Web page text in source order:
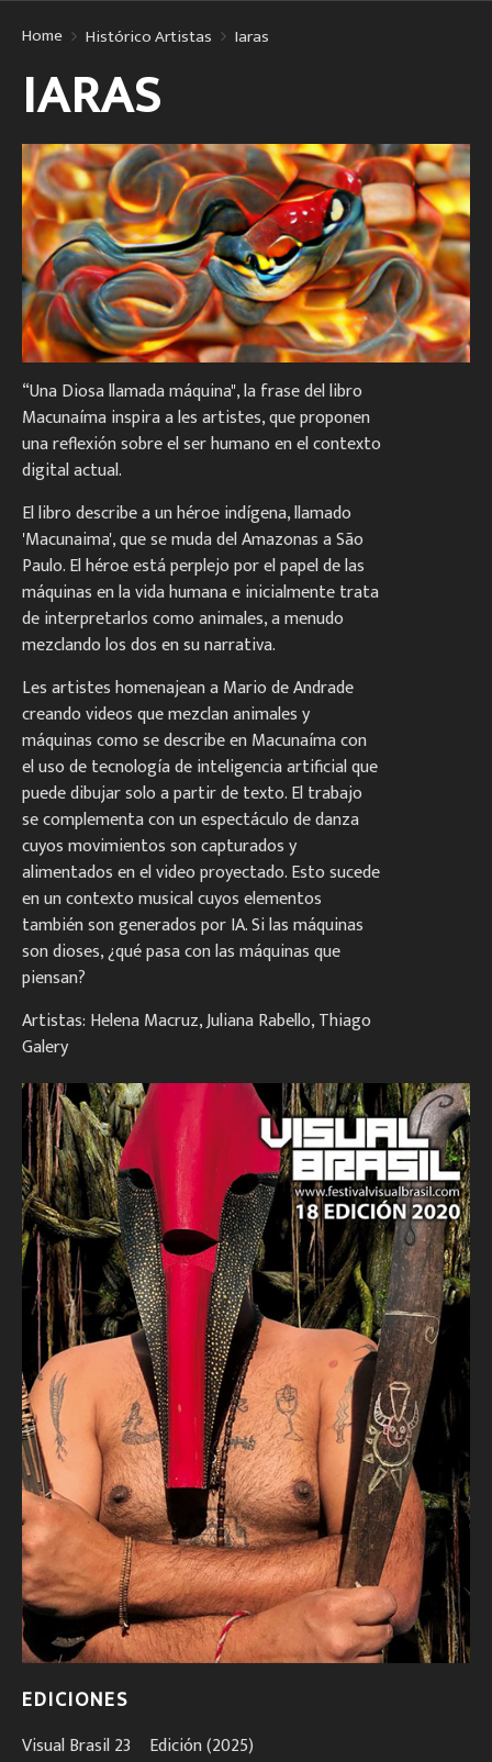
Home Histórico Artistas Iaras
IARAS
“Una Diosa llamada máquina", la frase del libro
Macunaíma inspira a les artistes, que proponen
una reflexión sobre el ser humano en el contexto
digital actual.
El libro describe a un héroe indígena, llamado
'Macunaima', que se muda del Amazonas a São
Paulo. El héroe está perplejo por el papel de las
máquinas en la vida humana e inicialmente trata
de interpretarlos como animales, a menudo
mezclando los dos en su narrativa.
Les artistes homenajean a Mario de Andrade
creando videos que mezclan animales y
máquinas como se describe en Macunaíma con
el uso de tecnología de inteligencia artificial que
puede dibujar solo a partir de texto. El trabajo
se complementa con un espectáculo de danza
cuyos movimientos son capturados y
alimentados en el video proyectado. Esto sucede
en un contexto musical cuyos elementos
también son generados por IA. Si las máquinas
son dioses, ¿qué pasa con las máquinas que
piensan?
Artistas: Helena Macruz, Juliana Rabello, Thiago
Galery
EDICIONES
Visual Brasil 23º Edición (2025)